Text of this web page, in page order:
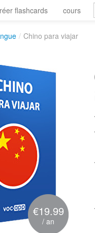
flashcards cours
/ Chino para viajar
€19.99
/ an